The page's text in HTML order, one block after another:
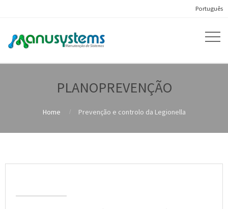
Português
PLANOPREVENÇÃO
Home Prevenção e controlo da Legionella